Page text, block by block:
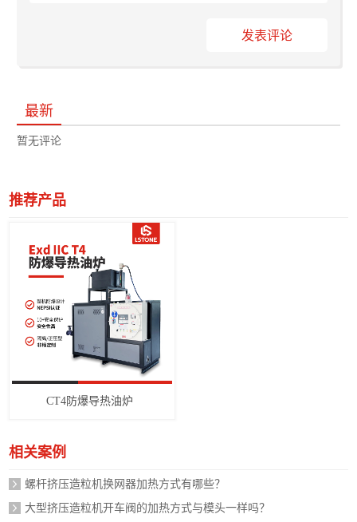
发表评论
最新
暂无评论
推荐产品
CT4防爆导热油炉
相关案例
螺杆挤压造粒机换网器加热方式有哪些？
大型挤压造粒机开车阀的加热方式与模头一样吗？